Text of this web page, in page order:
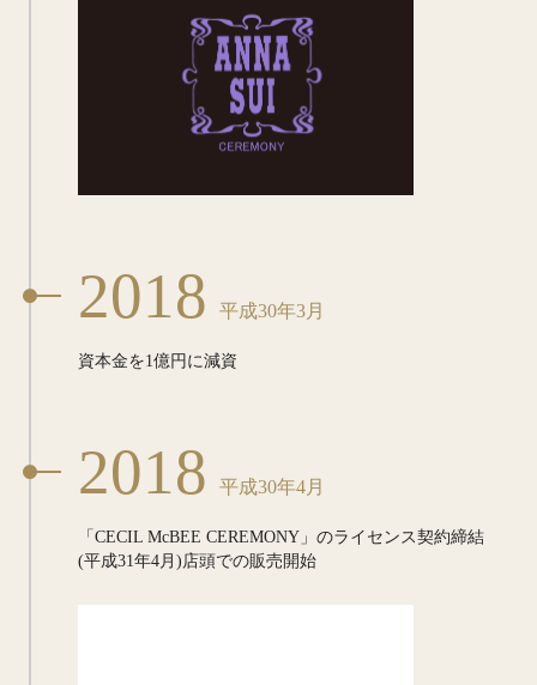
2018 平成30年3月
資本金を1億円に減資
2018 平成30年4月
「CECIL McBEE CEREMONY」 のライセンス契約締結
(平成31年4月)店頭での販売開始